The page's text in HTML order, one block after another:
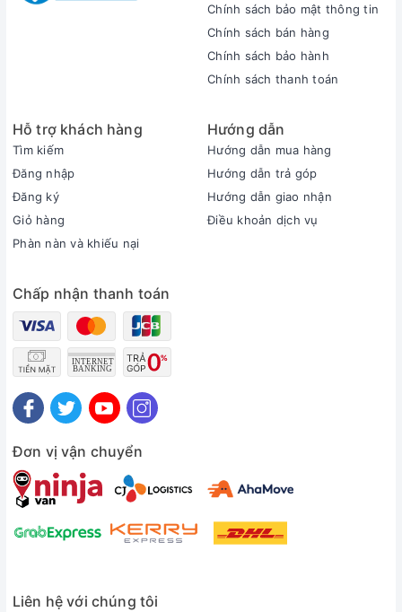
cũng được thiết kế dài ra, có phần khá giống với Macbook.
TouchPad cũng được làm lớn hơn, dài hơn, nhưng không hề
lược bỏ Trackpoint giống như những chiếc ultrabook business
khác. Khe tản nhiệt cũng được chuyển từ cạnh phải ra mặt
Khác với phiên bản ThinkPad X1 cũ, phiên bản 2021 này sẽ
có dung lượng pin 57Wh, lớn hơn so với phiên bản trước. Nhờ
đó chiếc máy sẽ có thời gian sử dụng pin được tăng đáng kể,
nhất là khi đi cùng với Intel thế hệ 11.
Chính sách bảo mật thông tin
Chính sách bán hàng
Chính sách bảo hành
Chính sách thanh toán
Hỗ trợ khách hàng
Tìm kiếm
Đăng nhập
Đăng ký
Giỏ hàng
Phàn nàn và khiếu nại
Hướng dẫn
Hướng dẫn mua hàng
Hướng dẫn trả góp
Hướng dẫn giao nhận
Điều khoản dịch vụ
Chấp nhận thanh toán
Đơn vị vận chuyển
Liên hệ với chúng tôi